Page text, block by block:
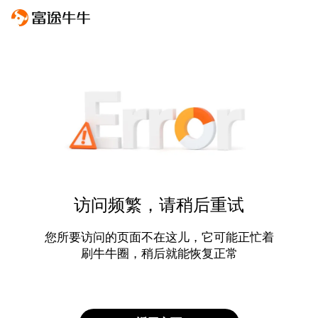
访问频繁，请稍后重试
您所要访问的页面不在这儿，它可能正忙着
刷牛牛圈，稍后就能恢复正常